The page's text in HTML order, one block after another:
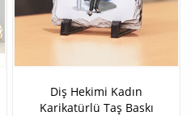
Diş Hekimi Kadın
Karikatürlü Taş Baskı